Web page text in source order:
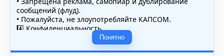
сообщений (флуд).
• Пожалуйста, не злоупотребляйте КАПСОМ.
4️⃣ Конфиденциальность
• Не публикуйте личные данные — свои или чужие
(телефоны, адреса, документы).
Понятно